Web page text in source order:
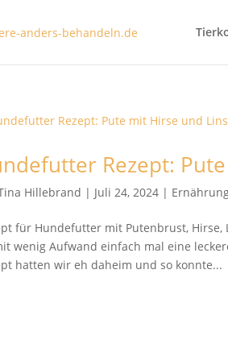
Rezept:
Hillebrand | Juli 24, 2024 |
für Hundefutter mit Putenbrust,
wenig Aufwand einfach mal eine
hatten wir eh daheim und so konnte...